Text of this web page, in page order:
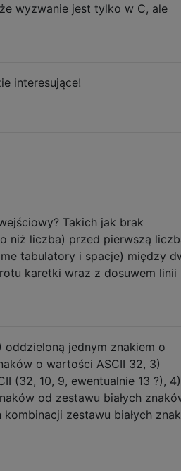
​​wyzwanie jest tylko w C, ale
interesujące!
Takich jak brak
niż liczba) przed pierwszą
tabulatory i spacje) między
karetki wraz z dosuwem linii
jednym znakiem o
o wartości ASCII 32, 3)
(32, 10, 9, ewentualnie 13 ?), 4)
od zestawu białych
zestawu białych